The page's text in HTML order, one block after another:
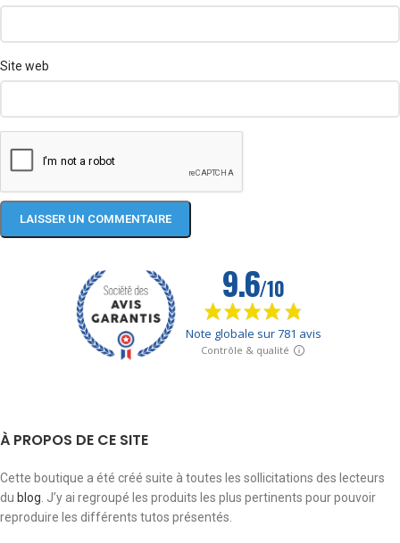
Site web
À PROPOS DE CE SITE
Cette boutique a été créé suite à toutes les sollicitations des lecteurs
du blog . J’y ai regroupé les produits les plus pertinents pour pouvoir
reproduire les différents tutos présentés.